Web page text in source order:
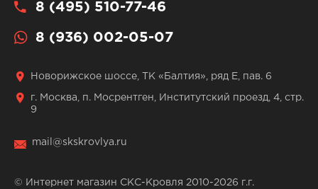
8 (495) 510-77-46
8 (936) 002-05-07
Новорижское шоссе, ТК «Балтия», ряд Е, пав. 6
г. Москва, п. Мосрентген, Институтский проезд, 4, стр.
9
mail@skskrovlya.ru
© Интернет магазин СКС-Кровля 2010-2026 г.г.